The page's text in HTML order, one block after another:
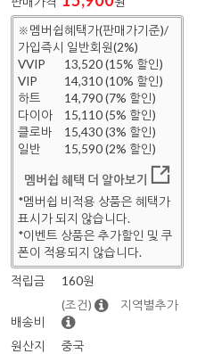
※멤버쉽혜택가(판매가기준)/
가입즉시 일반회원(2%)
VVIP
13,520 (15% 할인)
VIP
14,310 (10% 할인)
하트
14,790 (7% 할인)
다이아
15,110 (5% 할인)
클로바
15,430 (3% 할인)
일반
15,590 (2% 할인)
멤버쉽 혜택 더 알아보기
*멤버쉽 비적용 상품은 혜택가
표시가 되지 않습니다.
*이벤트 상품은 추가할인 및 쿠
폰이 적용되지 않습니다.
적립금
160원
배송비
(조건) 지역별추가
원산지 중국